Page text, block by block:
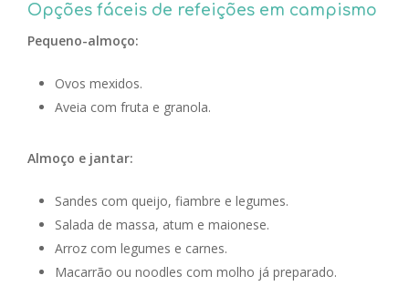
Opções fáceis de refeições em campismo
Pequeno-almoço:
Ovos mexidos.
Aveia com fruta e granola.
Almoço e jantar:
Sandes com queijo, fiambre e legumes.
Salada de massa, atum e maionese.
Arroz com legumes e carnes.
Macarrão ou noodles com molho já preparado.